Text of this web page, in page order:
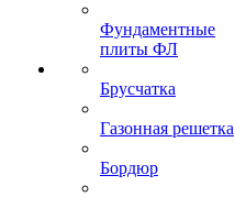
Фундаментные
плиты ФЛ
Брусчатка
Газонная решетка
Бордюр